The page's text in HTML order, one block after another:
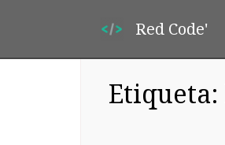
Red Code'
Etiqueta: